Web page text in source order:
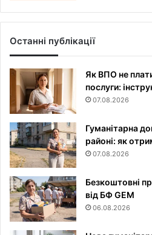
Останні публікації
Як ВПО не
послуги:
07.08.2026
Гуманітарна
районі: як
07.08.2026
Безкоштовні
від БФ GEM
06.08.2026